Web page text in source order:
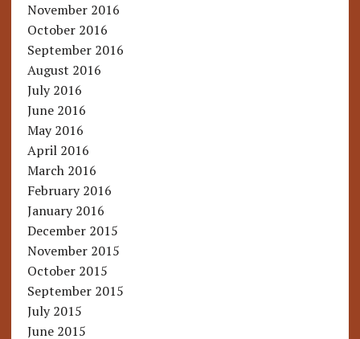
November 2016
October 2016
September 2016
August 2016
July 2016
June 2016
May 2016
April 2016
March 2016
February 2016
January 2016
December 2015
November 2015
October 2015
September 2015
July 2015
June 2015